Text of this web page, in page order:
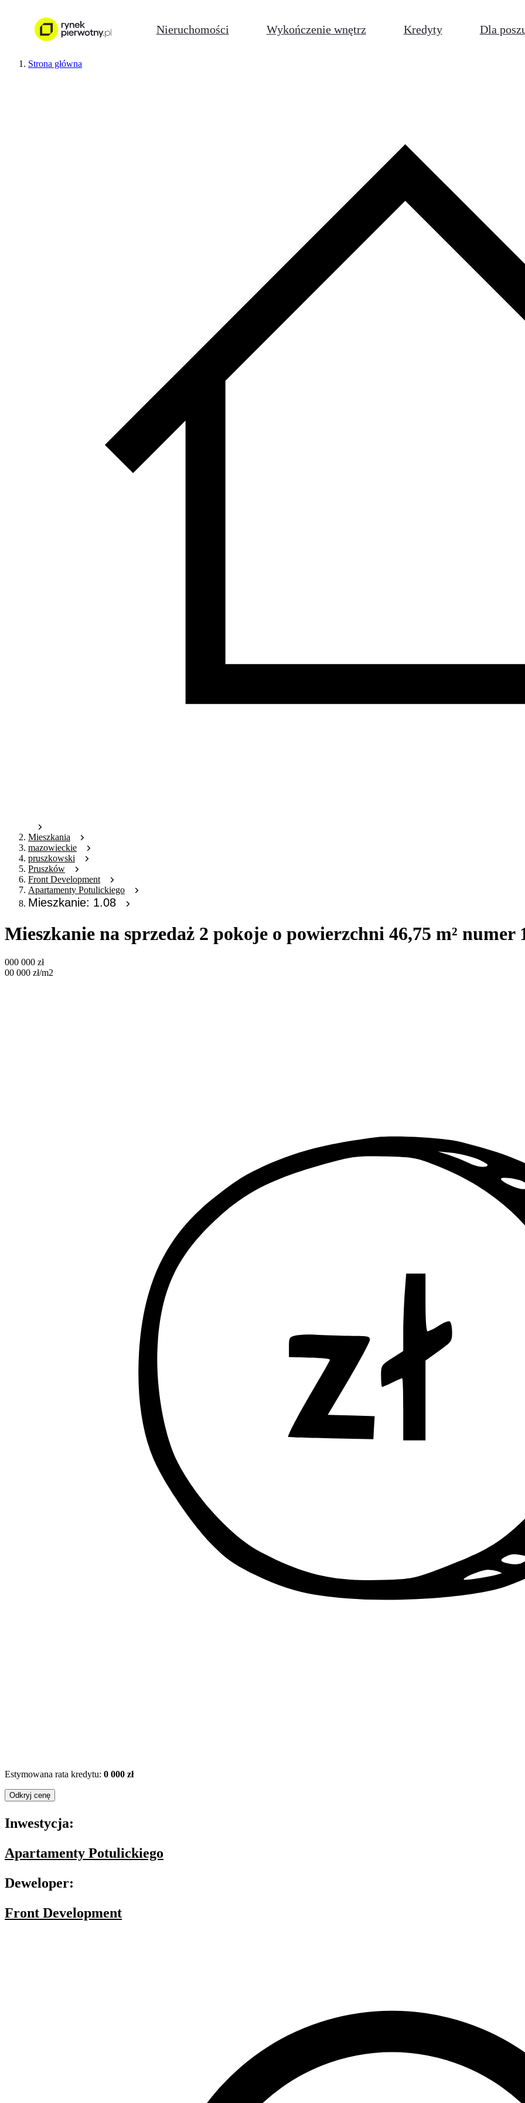
Nieruchomości Wykończenie wnętrz Kredyty Dla
Strona główna
Mieszkania
mazowieckie
pruszkowski
Pruszków
Front Development
Apartamenty Potulickiego
Mieszkanie: 1.08
Mieszkanie na sprzedaż 2 pokoje o powierzchni 46,75 m² numer
000 000 zł
00 000 zł/m2
Estymowana rata kredytu: 0 000 zł
Odkryj cenę
Inwestycja:
Apartamenty Potulickiego
Deweloper:
Front Development